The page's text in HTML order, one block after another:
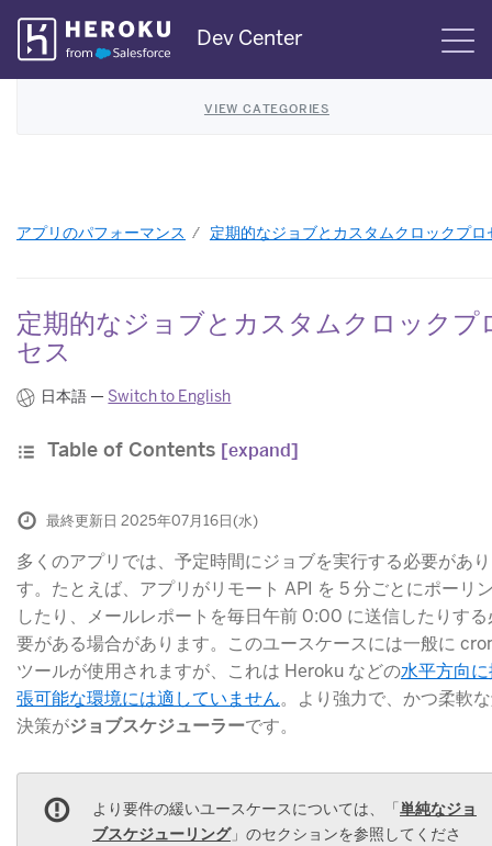
Skip
Navigation
Dev Center
VIEW CATEGORIES
アプリのパフォーマンス 定期的なジョブとカスタムクロックプロ
定期的なジョブとカスタムクロックプ
セス
日本語 — Switch to English
Table of Contents [expand]
最終更新日 2025年07月16日(水)
多くのアプリでは、予定時間にジョブを実行する必要があ
す。たとえば、アプリがリモート API を 5 分ごとにポーリ
したり、メールレポートを毎日午前 0:00 に送信したりする
要がある場合があります。このユースケースには一般に
ツールが使用されますが、これは Heroku などの水平方向
張可能な環境には適していません。より強力で、かつ柔軟
決策がジョブスケジューラー​です。
より要件の緩いユースケースについては、「単純なジョ
ブスケジューリング​」のセクションを参照してくださ